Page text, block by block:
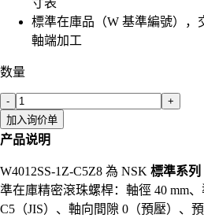
標準在庫品（W 基準編號），
軸端加工
数量
-
+
加入询价单
产品说明
W4012SS-1Z-C5Z8 為 NSK 標準系列
準在庫精密滾珠螺桿：軸徑 40 mm
C5（JIS）、軸向間隙 0（預壓）、